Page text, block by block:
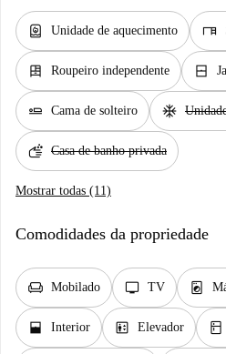
water_heater Unidade de aquecimento desk
dresser Roupeiro independente window_closed
airline_seat_flat Cama de solteiro ac_unit
soap Casa de banho privada
Mostrar todas (11)
Comodidades da propriedade
chair Mobilado tv TV local_laundry_service
window_open Interior elevator Elevador kitchen